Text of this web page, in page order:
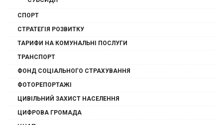
СПОРТ
СТРАТЕГІЯ РОЗВИТКУ
ТАРИФИ НА КОМУНАЛЬНІ ПОСЛУГИ
ТРАНСПОРТ
ФОНД СОЦІАЛЬНОГО СТРАХУВАННЯ
ФОТОРЕПОРТАЖІ
ЦИВІЛЬНИЙ ЗАХИСТ НАСЕЛЕННЯ
ЦИФРОВА ГРОМАДА